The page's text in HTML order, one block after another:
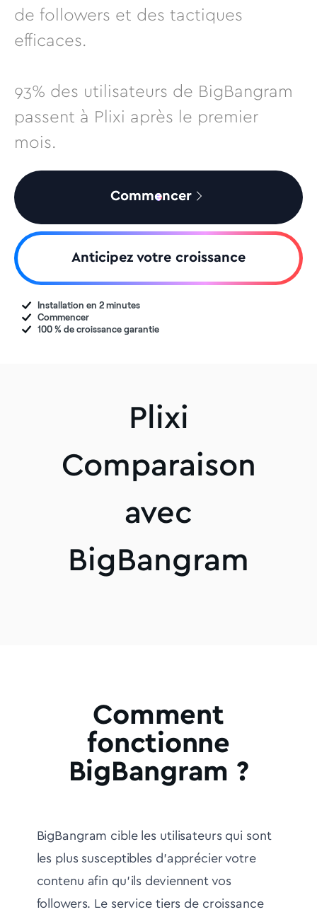
de followers et des tactiques
efficaces.
93% des utilisateurs de BigBangram
passent à Plixi après le premier
mois.
Commencer
Anticipez votre croissance
Installation en 2 minutes
Commencer
100 % de croissance garantie
Plixi
Comparaison
avec
BigBangram
Comment
fonctionne
BigBangram ?
BigBangram cible les utilisateurs qui sont
les plus susceptibles d'apprécier votre
contenu afin qu'ils deviennent vos
followers. Le service tiers de croissance